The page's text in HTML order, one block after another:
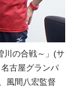
川の合戦～」(サ
古屋グランパ
風間八宏監督